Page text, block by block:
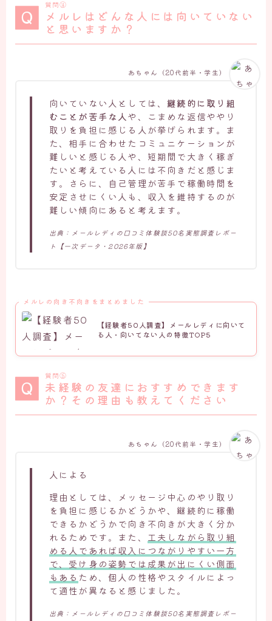
質問⑭
メルレはどんな人には向いていない
と思いますか？
向いていない人としては、 継続的に取り組
むことが苦手な人や、こまめな返信ややり
取りを負担に感じる人が挙げられます。ま
た、相手に合わせたコミュニケーションが
難しいと感じる人や、短期間で大きく稼ぎ
たいと考えている人には不向きだと感じま
す。さらに、自己管理が苦手で稼働時間を
安定させにくい人も、収入を維持するのが
難しい傾向にあると考えます。
出典：メールレディの口コミ体験談50名実態調査レポー
ト【一次データ・2026年版】
あちゃん（20代前半・学生）
メルレの向き不向きをまとめました
【経験者50人調査】メールレディに向いて
る人・向いてない人の特徴TOP5
質問⑮
未経験の友達におすすめできます
か？その理由も教えてください
人による
理由としては、メッセージ中心のやり取り
を負担に感じるかどうかや、継続的に稼働
できるかどうかで向き不向きが大きく分か
れるためです。また、
工夫しながら取り組
める人であれば収入につながりやすい一方
で、受け身の姿勢では成果が出にくい側面
もある ため、個人の性格やスタイルによっ
て適性が異なると感じました。
出典：メールレディの口コミ体験談50名実態調査レポー
あちゃん（20代前半・学生）